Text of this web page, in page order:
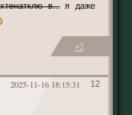
в...я даже
+2
12
2025-11-16 18:15:31